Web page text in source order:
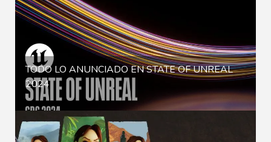
TODO LO ANUNCIADO EN STATE OF UNREAL
2024